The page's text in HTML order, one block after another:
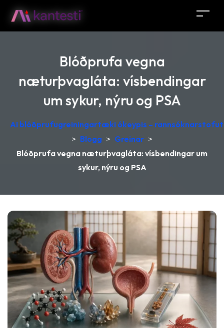
Blóðprufa vegna
næturþvagláta: vísbendingar
um sykur, nýru og PSA
AI blóðprufugreiningartæki ókeypis –
> Blogg > Greinar >
Blóðprufa vegna næturþvagláta: vísbendingar um
sykur, nýru og PSA